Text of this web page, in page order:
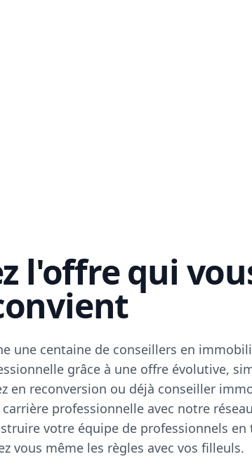
l'offre qui
une centaine de conseillers en
grâce à une offre évolutive,
en reconversion ou déjà conseiller
professionnelle avec notre
votre équipe de professionnels en
vous même les règles avec vos filleuls.